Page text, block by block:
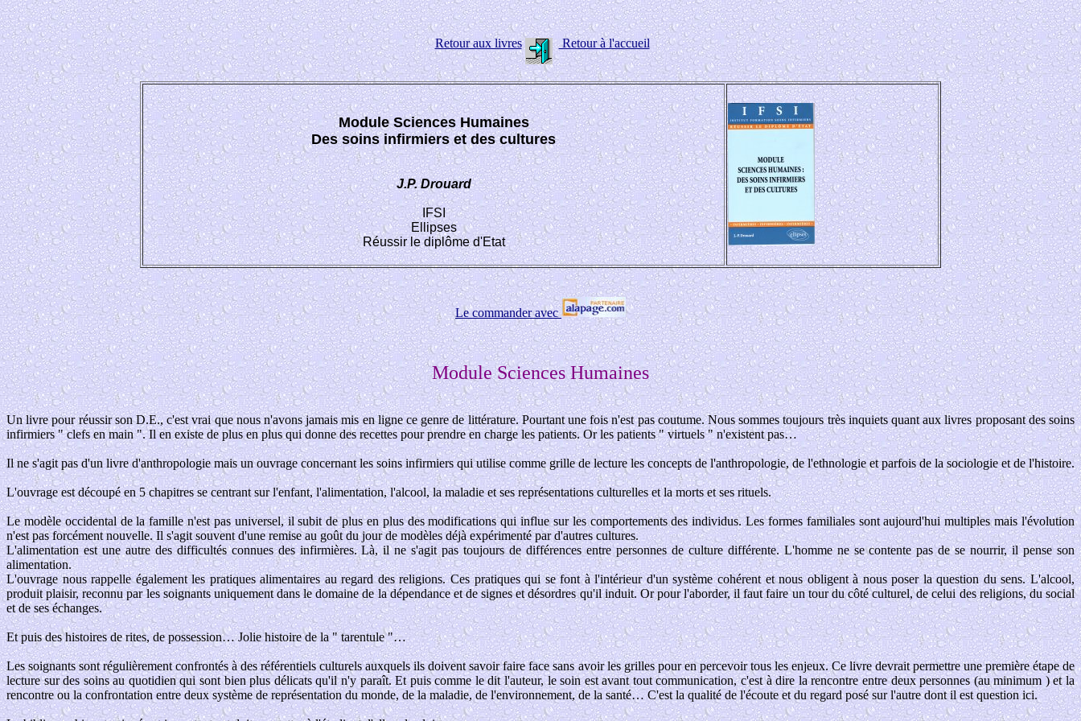
Retour aux livres Retour à l'accueil
Module Sciences Humaines
Des soins infirmiers et des cultures
J.P. Drouard
IFSI
Ellipses
Réussir le diplôme d'Etat
Le commander avec
Module Sciences Humaines
Un livre pour réussir son D.E., c'est vrai que nous n'avons jamais mis en ligne ce genre de littérature. Pourtant une fois n'est pas coutume. Nous sommes toujours très inquiets quant aux livres proposant des soins
infirmiers " clefs en main ". Il en existe de plus en plus qui donne des recettes pour prendre en charge les patients. Or les patients " virtuels " n'existent pas…
Il ne s'agit pas d'un livre d'anthropologie mais un ouvrage concernant les soins infirmiers qui utilise comme grille de lecture les concepts de l'anthropologie, de l'ethnologie et parfois de la sociologie et de l'histoire.
L'ouvrage est découpé en 5 chapitres se centrant sur l'enfant, l'alimentation, l'alcool, la maladie et ses représentations culturelles et la morts et ses rituels.
Le modèle occidental de la famille n'est pas universel, il subit de plus en plus des modifications qui influe sur les comportements des individus. Les formes familiales sont aujourd'hui multiples mais l'évolution
n'est pas forcément nouvelle. Il s'agit souvent d'une remise au goût du jour de modèles déjà expérimenté par d'autres cultures.
L'alimentation est une autre des difficultés connues des infirmières. Là, il ne s'agit pas toujours de différences entre personnes de culture différente. L'homme ne se contente pas de se nourrir, il pense son
alimentation.
L'ouvrage nous rappelle également les pratiques alimentaires au regard des religions. Ces pratiques qui se font à l'intérieur d'un système cohérent et nous obligent à nous poser la question du sens. L'alcool,
produit plaisir, reconnu par les soignants uniquement dans le domaine de la dépendance et de signes et désordres qu'il induit. Or pour l'aborder, il faut faire un tour du côté culturel, de celui des religions, du social
et de ses échanges.
Et puis des histoires de rites, de possession… Jolie histoire de la " tarentule "…
Les soignants sont régulièrement confrontés à des référentiels culturels auxquels ils doivent savoir faire face sans avoir les grilles pour en percevoir tous les enjeux. Ce livre devrait permettre une première étape de
lecture sur des soins au quotidien qui sont bien plus délicats qu'il n'y paraît. Et puis comme le dit l'auteur, le soin est avant tout communication, c'est à dire la rencontre entre deux personnes (au minimum ) et la
rencontre ou la confrontation entre deux système de représentation du monde, de la maladie, de l'environnement, de la santé… C'est la qualité de l'écoute et du regard posé sur l'autre dont il est question ici.